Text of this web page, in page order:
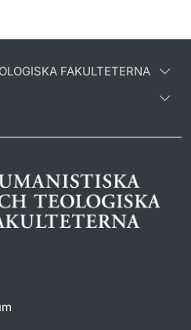
FAKULTETERNA